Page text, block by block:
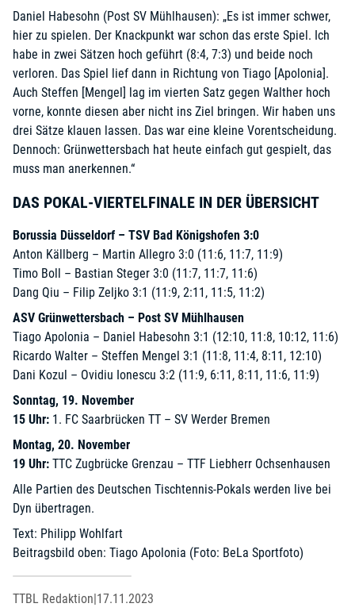
Daniel Habesohn (Post SV Mühlhausen): „Es ist immer schwer,
hier zu spielen. Der Knackpunkt war schon das erste Spiel. Ich
habe in zwei Sätzen hoch geführt (8:4, 7:3) und beide noch
verloren. Das Spiel lief dann in Richtung von Tiago [Apolonia].
Auch Steffen [Mengel] lag im vierten Satz gegen Walther hoch
vorne, konnte diesen aber nicht ins Ziel bringen. Wir haben uns
drei Sätze klauen lassen. Das war eine kleine Vorentscheidung.
Dennoch: Grünwettersbach hat heute einfach gut gespielt, das
muss man anerkennen.“
DAS POKAL-VIERTELFINALE IN DER ÜBERSICHT
Borussia Düsseldorf – TSV Bad Königshofen 3:0
Anton Källberg – Martin Allegro 3:0 (11:6, 11:7, 11:9)
Timo Boll – Bastian Steger 3:0 (11:7, 11:7, 11:6)
Dang Qiu – Filip Zeljko 3:1 (11:9, 2:11, 11:5, 11:2)
ASV Grünwettersbach – Post SV Mühlhausen
Tiago Apolonia – Daniel Habesohn 3:1 (12:10, 11:8, 10:12, 11:6)
Ricardo Walter – Steffen Mengel 3:1 (11:8, 11:4, 8:11, 12:10)
Dani Kozul – Ovidiu Ionescu 3:2 (11:9, 6:11, 8:11, 11:6, 11:9)
Sonntag, 19. November
15 Uhr: 1. FC Saarbrücken TT – SV Werder Bremen
Montag, 20. November
19 Uhr: TTC Zugbrücke Grenzau – TTF Liebherr Ochsenhausen
Alle Partien des Deutschen Tischtennis-Pokals werden live bei
Dyn übertragen.
Text: Philipp Wohlfart
Beitragsbild oben: Tiago Apolonia (Foto: BeLa Sportfoto)
TTBL Redaktion|17.11.2023